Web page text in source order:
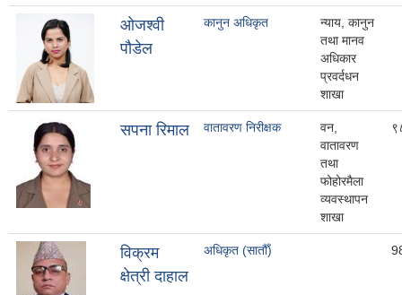
ओजश्वी
पौडेल
कानुन अधिकृत
न्याय, कानुन
तथा मानव
अधिकार
प्रवर्दधन
शाखा
सपना रिमाल वातावरण निरीक्षक
वन,
वातावरण
तथा
फोहोरमैला
व्यवस्थापन
शाखा
विक्रम
क्षेत्री दाहाल
अधिकृत (सातौँ)